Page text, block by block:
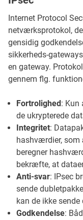
Internet Protocol
netværksprotokol,
gensidig
sikkerheds-
en gateway.
gennem flg.
Fortrolighed: Kun
de ukrypterede
Integritet:
hashværdier, som
beregner
bekræfte, at
Anti-svar: IPsec
sende
kan de ikke sende
Godkendelse: